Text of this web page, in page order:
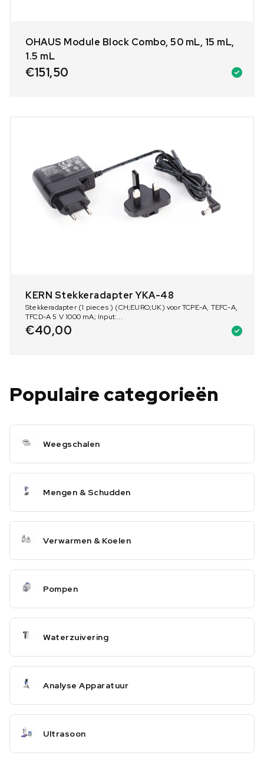
OHAUS Module Block Combo, 50 mL, 15 mL,
1.5 mL
€151,50
KERN Stekkeradapter YKA-48
Stekkeradapter (1 pieces ) (CH;EURO;UK) voor TCPE-A, TEFC-A,
TFCD-A 5 V 1000 mA; Input:...
€40,00
Populaire categorieën
Weegschalen
Mengen & Schudden
Verwarmen & Koelen
Pompen
Waterzuivering
Analyse Apparatuur
Ultrasoon